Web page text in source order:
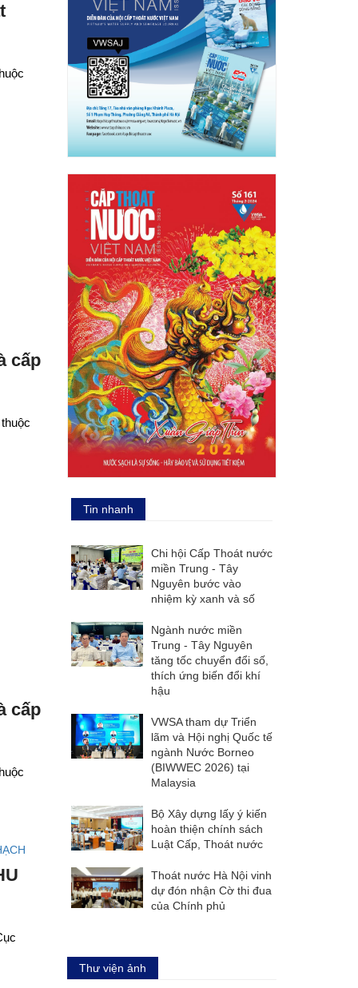
cấp
cấp
Tin nhanh
Chi hội Cấp Thoát nước
miền Trung - Tây
Nguyên bước vào
nhiệm kỳ xanh và số
Ngành nước miền
Trung - Tây Nguyên
tăng tốc chuyển đổi số,
thích ứng biến đổi khí
hậu
VWSA tham dự Triển
lãm và Hội nghị Quốc tế
ngành Nước Borneo
(BIWWEC 2026) tại
Malaysia
Bộ Xây dựng lấy ý kiến
hoàn thiện chính sách
Luật Cấp, Thoát nước
Thoát nước Hà Nội vinh
dự đón nhận Cờ thi đua
của Chính phủ
Thư viện ảnh